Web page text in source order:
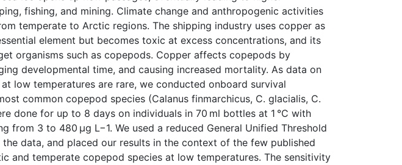
fishing, and mining. Climate change and anthropogenic activities
temperate to Arctic regions. The shipping industry uses copper as
element but becomes toxic at excess concentrations, and its
organisms such as copepods. Copper affects copepods by
developmental time, and causing increased mortality. As data on
low temperatures are rare, we conducted onboard survival
common copepod species (Calanus finmarchicus, C. glacialis, C.
done for up to 8 days on individuals in 70 ml bottles at 1 °C with
from 3 to 480 μg L−1. We used a reduced General Unified Threshold
data, and placed our results in the context of the few published
and temperate copepod species at low temperatures. The sensitivity